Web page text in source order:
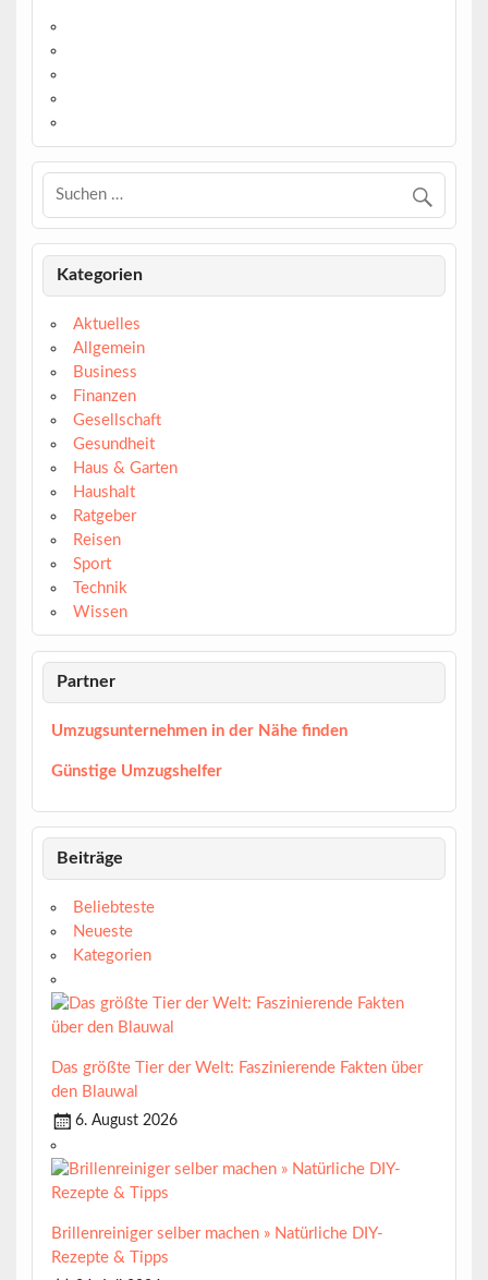
Kategorien
Aktuelles
Allgemein
Business
Finanzen
Gesellschaft
Gesundheit
Haus & Garten
Haushalt
Ratgeber
Reisen
Sport
Technik
Wissen
Partner
Umzugsunternehmen in der Nähe finden
Günstige Umzugshelfer
Beiträge
Beliebteste
Neueste
Kategorien
Das größte Tier der Welt: Faszinierende Fakten über
den Blauwal
6. August 2026
Brillenreiniger selber machen » Natürliche DIY-
Rezepte & Tipps